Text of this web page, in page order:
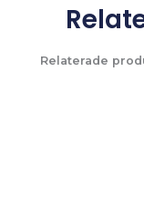
Relaterade